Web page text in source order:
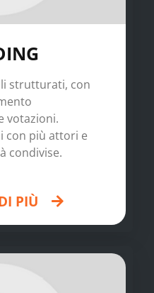
strutturati, con
votazioni.
con più attori e
condivise.
PIÙ